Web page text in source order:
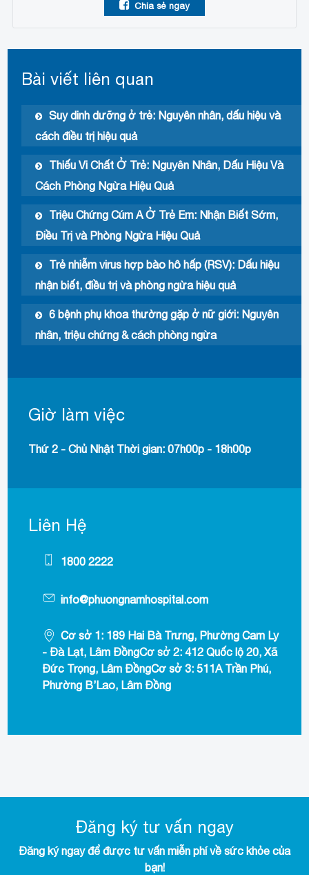
Chia sẻ ngay
Bài viết liên quan
Suy dinh dưỡng ở trẻ: Nguyên nhân, dấu hiệu và
cách điều trị hiệu quả
Thiếu Vi Chất Ở Trẻ: Nguyên Nhân, Dấu Hiệu Và
Cách Phòng Ngừa Hiệu Quả
Triệu Chứng Cúm A Ở Trẻ Em: Nhận Biết Sớm,
Điều Trị và Phòng Ngừa Hiệu Quả
Trẻ nhiễm virus hợp bào hô hấp (RSV): Dấu hiệu
nhận biết, điều trị và phòng ngừa hiệu quả
6 bệnh phụ khoa thường gặp ở nữ giới: Nguyên
nhân, triệu chứng & cách phòng ngừa
Giờ làm việc
Thứ 2 - Chủ Nhật Thời gian: 07h00p - 18h00p
Liên Hệ
1800 2222
info@phuongnamhospital.com
Cơ sở 1: 189 Hai Bà Trưng, Phường Cam Ly
- Đà Lạt, Lâm ĐồngCơ sở 2: 412 Quốc lộ 20, Xã
Đức Trọng, Lâm ĐồngCơ sở 3: 511A Trần Phú,
Phường B’Lao, Lâm Đồng
Đăng ký tư vấn ngay
Đăng ký ngay để được tư vấn miễn phí về sức khỏe của
bạn!